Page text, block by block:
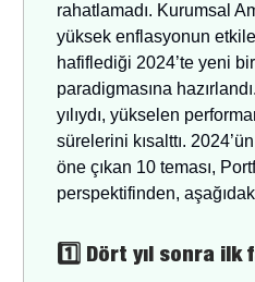
rahatlamadı. Kurumsal
yüksek enflasyonun
hafiflediği 2024’te yeni
paradigmasına
yılıydı, yükselen
sürelerini kısalttı.
öne çıkan 10 teması,
perspektifinden,
1️⃣ Dört yıl sonra